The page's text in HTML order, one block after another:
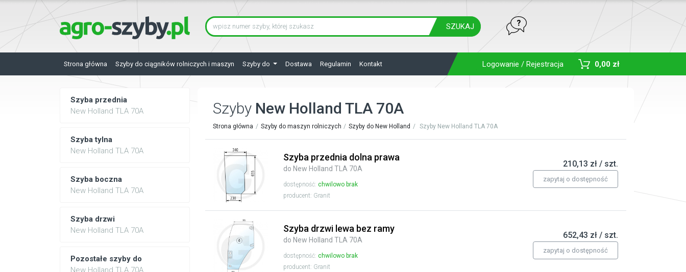
SZUKAJ
Strona główna Szyby do ciągników rolniczych i maszyn Szyby do Dostawa Regulamin Kontakt Logowanie / Rejestracja 0,00 zł
Szyba przednia
New Holland TLA 70A
Szyba tylna
New Holland TLA 70A
Szyba boczna
New Holland TLA 70A
Szyba drzwi
New Holland TLA 70A
Pozostałe szyby do
New Holland TLA 70A
Szyby New Holland TLA 70A
Strona główna Szyby do maszyn rolniczych Szyby do New Holland Szyby New Holland TLA 70A
Szyba przednia dolna prawa
do New Holland TLA 70A
dostępność:chwilowo brak
producent: Granit
210,13 zł / szt.
zapytaj o dostępność
Szyba drzwi lewa bez ramy
do New Holland TLA 70A
dostępność:chwilowo brak
producent: Granit
652,43 zł / szt.
zapytaj o dostępność